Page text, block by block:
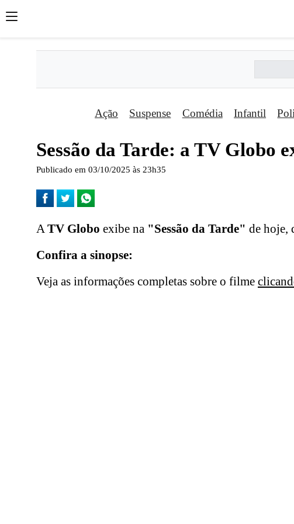
Ação Suspense Comédia Infantil
Sessão da Tarde: a TV Globo
Publicado em 03/10/2025 às 23h35
A TV Globo exibe na "Sessão da Tarde" de hoje,
Confira a sinopse:
Veja as informações completas sobre o filme